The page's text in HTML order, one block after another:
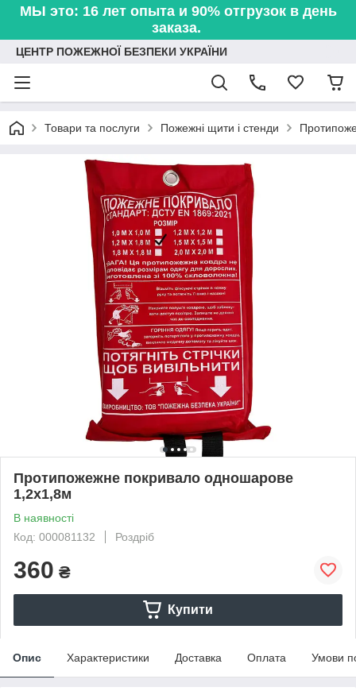
МЫ это: 16 лет опыта и 90% отгрузок в день
заказа.
ЦЕНТР ПОЖЕЖНОЇ БЕЗПЕКИ УКРАЇНИ
Товари та послуги Пожежні щити і стенди
Протипожежне покривало одношарове
1,2х1,8м
В наявності
Код: 000081132
Роздріб
360 ₴
Купити
Опис Характеристики Доставка Оплата Умови